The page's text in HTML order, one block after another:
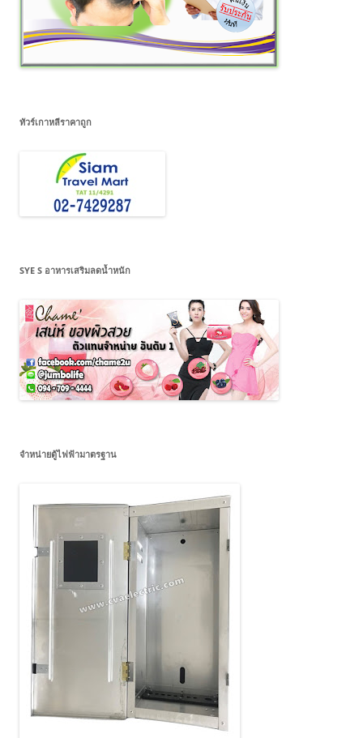
ทัวร์เกาหลีราคาถูก
SYE S อาหารเสริมลดน้ำหนัก
จำหน่ายตู้ไฟฟ้ามาตรฐาน